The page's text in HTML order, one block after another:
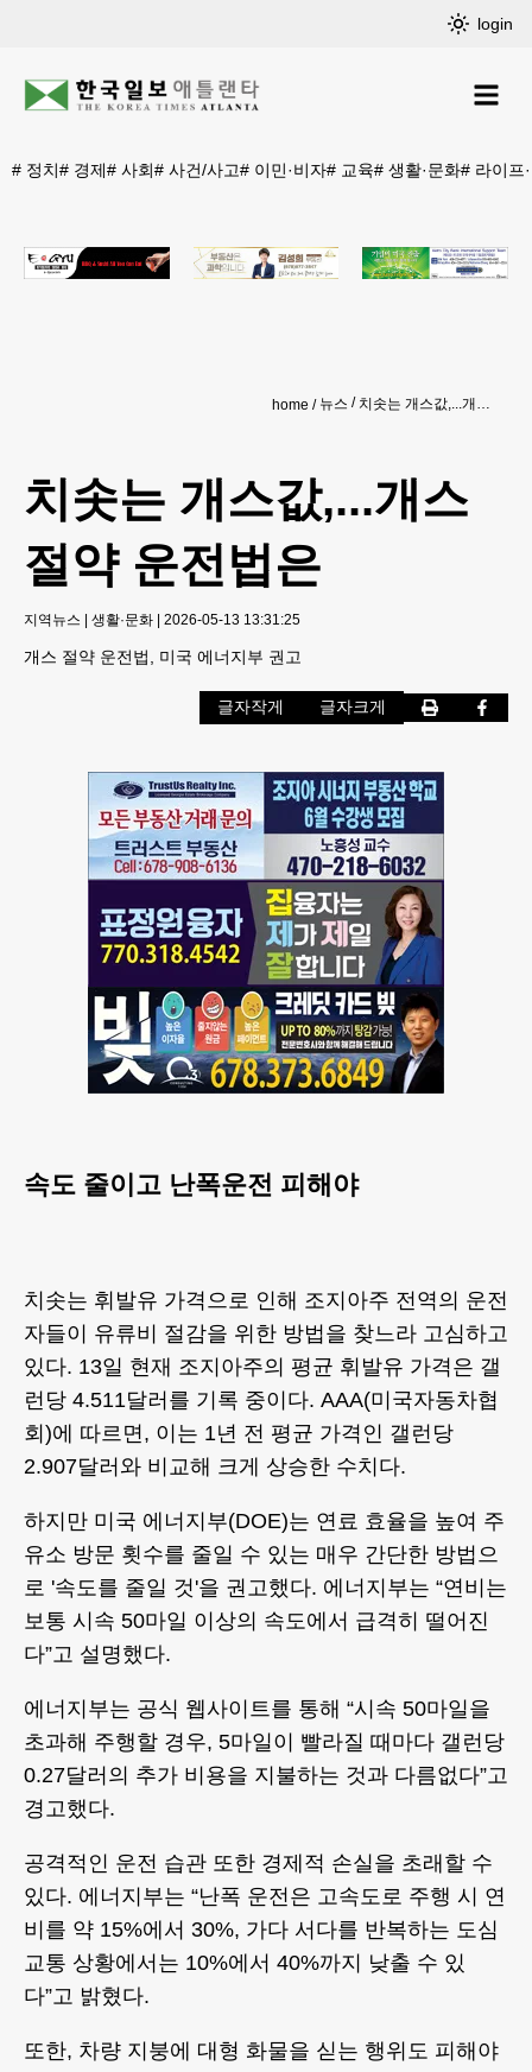
login
# 정치# 경제# 사회# 사건/사고# 이민·비자# 교육# 생활·문화# 라이프
home 뉴스 치솟는 개스값,...개스 절약 운전법은
치솟는 개스값,...개스
절약 운전법은
지역뉴스 | 생활·문화 | 2026-05-13 13:31:25
개스 절약 운전법, 미국 에너지부 권고
글자작게 글자크게
속도 줄이고 난폭운전 피해야
치솟는 휘발유 가격으로 인해 조지아주 전역의 운전
자들이 유류비 절감을 위한 방법을 찾느라 고심하고
있다. 13일 현재 조지아주의 평균 휘발유 가격은 갤
런당 4.511달러를 기록 중이다. AAA(미국자동차협
회)에 따르면, 이는 1년 전 평균 가격인 갤런당
2.907달러와 비교해 크게 상승한 수치다.
하지만 미국 에너지부(DOE)는 연료 효율을 높여 주
유소 방문 횟수를 줄일 수 있는 매우 간단한 방법으
로 '속도를 줄일 것'을 권고했다. 에너지부는 “연비는
보통 시속 50마일 이상의 속도에서 급격히 떨어진
다”고 설명했다.
에너지부는 공식 웹사이트를 통해 “시속 50마일을
초과해 주행할 경우, 5마일이 빨라질 때마다 갤런당
0.27달러의 추가 비용을 지불하는 것과 다름없다”고
경고했다.
공격적인 운전 습관 또한 경제적 손실을 초래할 수
있다. 에너지부는 “난폭 운전은 고속도로 주행 시 연
비를 약 15%에서 30%, 가다 서다를 반복하는 도심
교통 상황에서는 10%에서 40%까지 낮출 수 있
다”고 밝혔다.
또한, 차량 지붕에 대형 화물을 싣는 행위도 피해야